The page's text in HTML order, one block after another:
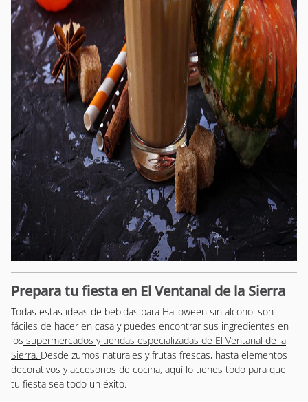
Prepara tu fiesta en El Ventanal de la Sierra
Todas estas ideas de bebidas para Halloween sin alcohol son
fáciles de hacer en casa y puedes encontrar sus ingredientes en
los supermercados y tiendas especializadas de El Ventanal de la
Sierra. Desde zumos naturales y frutas frescas, hasta elementos
decorativos y accesorios de cocina, aquí lo tienes todo para que
tu fiesta sea todo un éxito.